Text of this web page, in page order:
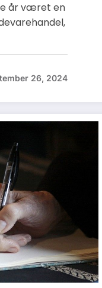
år været en
26, 2024